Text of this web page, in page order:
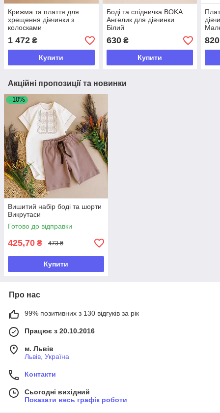
Крижма та плаття для
хрещення дівчинки з
колосками
1 472 ₴
Купити
Боді та спідничка BOKA
Ангелик для дівчинки
Білий
630₴
Купити
820
Акційні пропозиції та новинки
–10%
Вишитий набір боді та шорти
Викрутаси
Готово до відправки
425,70 ₴ 473 ₴
Купити
Про нас
99% позитивних з 130 відгуків за рік
Працює з 20.10.2016
м. Львів
Львів, Україна
Контакти
Сьогодні вихідний
Показати весь графік роботи